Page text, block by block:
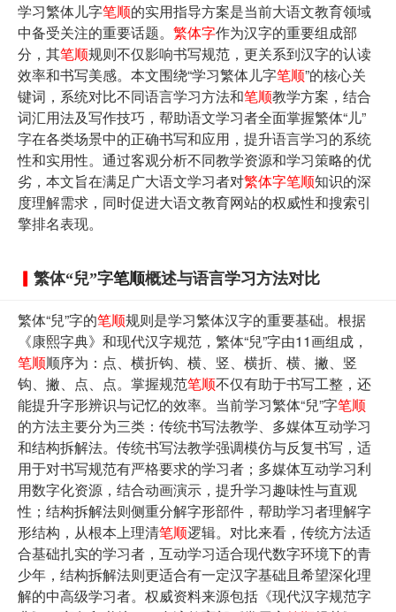
学习繁体儿字笔顺的实用指导方案是当前大语文教育领域
中备受关注的重要话题。 繁体字作为汉字的重要组成部
分，其笔顺规则不仅影响书写规范，更关系到汉字的认读
效率和书写美感。本文围绕“学习繁体儿字笔顺”的核心关
键词，系统对比不同语言学习方法和笔顺教学方案，结合
词汇用法及写作技巧，帮助语文学习者全面掌握繁体“儿”
字在各类场景中的正确书写和应用，提升语言学习的系统
性和实用性。通过客观分析不同教学资源和学习策略的优
劣，本文旨在满足广大语文学习者对繁体字笔顺知识的深
度理解需求，同时促进大语文教育网站的权威性和搜索引
擎排名表现。
繁体“兒”字笔顺概述与语言学习方法对比
繁体“兒”字的笔顺规则是学习繁体汉字的重要基础。根据
《康熙字典》和现代汉字规范，繁体“兒”字由11画组成，
笔顺顺序为：点、横折钩、横、竖、横折、横、撇、竖
钩、撇、点、点。掌握规范笔顺不仅有助于书写工整，还
能提升字形辨识与记忆的效率。当前学习繁体“兒”字笔顺
的方法主要分为三类：传统书写法教学、多媒体互动学习
和结构拆解法。传统书写法教学强调模仿与反复书写，适
用于对书写规范有严格要求的学习者；多媒体互动学习利
用数字化资源，结合动画演示，提升学习趣味性与直观
性；结构拆解法则侧重分解字形部件，帮助学习者理解字
形结构，从根本上理清笔顺逻辑。对比来看，传统方法适
合基础扎实的学习者，互动学习适合现代数字环境下的青
少年，结构拆解法则更适合有一定汉字基础且希望深化理
解的中高级学习者。权威资料来源包括《现代汉字规范字